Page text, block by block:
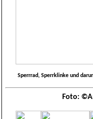
Sperrrad, Sperrklinke und
Foto: ©